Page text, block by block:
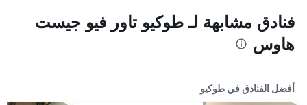
فنادق مشابهة لـ طوكيو تاور فيو جيست
هاوس
أفضل الفنادق في طوكيو